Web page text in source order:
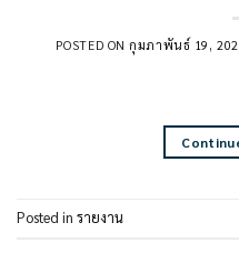
POSTED ONกุมภาพันธ์ 19,
Posted in รายงาน